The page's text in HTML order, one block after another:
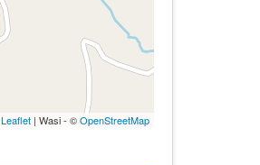
Leaflet| Wasi - ©OpenStreetMap